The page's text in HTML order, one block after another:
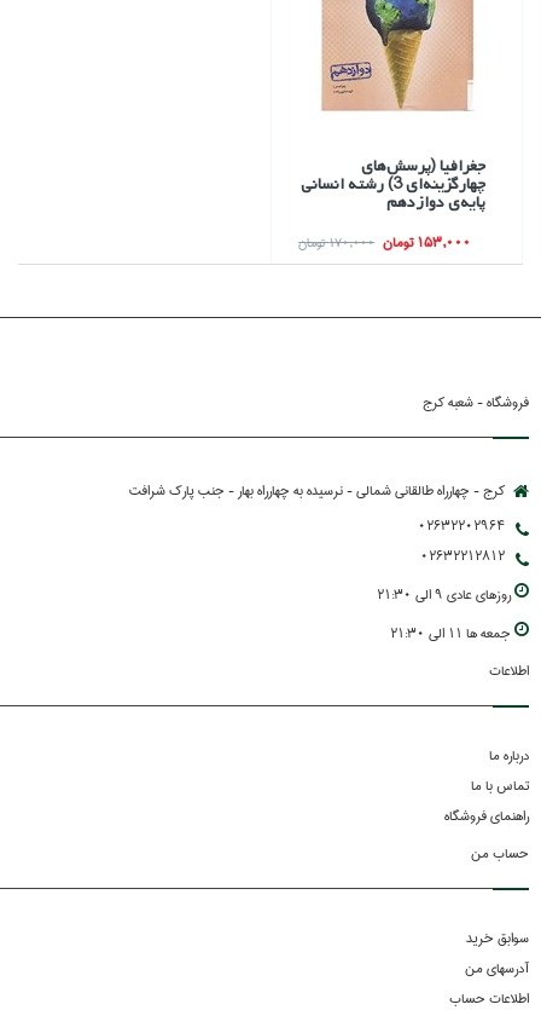
جغرافيا (پرسش‌هاي
چهارگزينه‌اي 3) رشته انساني
پايه‌ي دوازدهم
153,000 تومان
170,000 تومان
فروشگاه - شعبه کرج
کرج - چهارراه طالقانی شمالی - نرسیده به چهارراه بهار - جنب پارك شرافت
02632202964
02632212812
روزهاي عادي 9 الي 21:30
جمعه ها 11 الي 21:30
اطلاعات
درباره ما
تماس با ما
راهنمای فروشگاه
حساب من
سوابق خرید
آدرسهای من
اطلاعات حساب